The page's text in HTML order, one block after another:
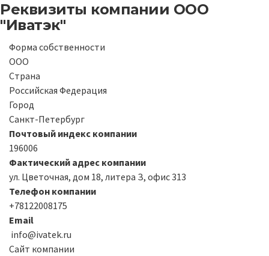
Реквизиты компании ООО
"Иватэк"
Форма собственности
ООО
Страна
Российская Федерация
Город
Санкт-Петербург
Почтовый индекс компании
196006
Фактический адрес компании
ул. Цветочная, дом 18, литера З, офис 313
Телефон компании
+78122008175
Email
info@ivatek.ru
Сайт компании